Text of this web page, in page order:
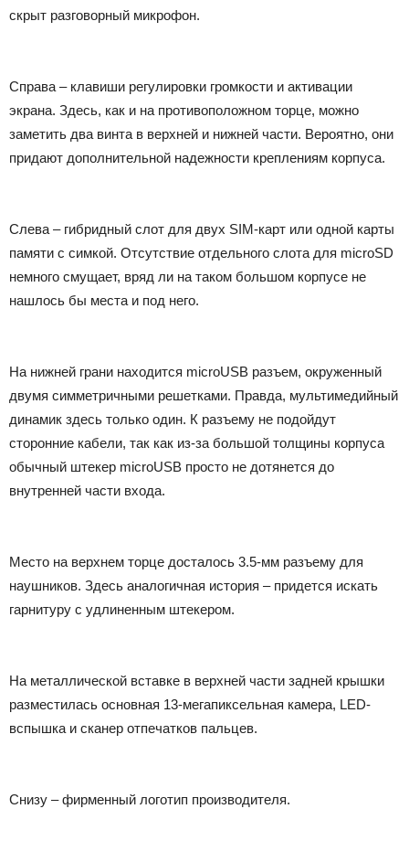
скрыт разговорный микрофон.
Справа – клавиши регулировки громкости и активации
экрана. Здесь, как и на противоположном торце, можно
заметить два винта в верхней и нижней части. Вероятно, они
придают дополнительной надежности креплениям корпуса.
Слева – гибридный слот для двух SIM-карт или одной карты
памяти с симкой. Отсутствие отдельного слота для microSD
немного смущает, вряд ли на таком большом корпусе не
нашлось бы места и под него.
На нижней грани находится microUSB разъем, окруженный
двумя симметричными решетками. Правда, мультимедийный
динамик здесь только один. К разъему не подойдут
сторонние кабели, так как из-за большой толщины корпуса
обычный штекер microUSB просто не дотянется до
внутренней части входа.
Место на верхнем торце досталось 3.5-мм разъему для
наушников. Здесь аналогичная история – придется искать
гарнитуру с удлиненным штекером.
На металлической вставке в верхней части задней крышки
разместилась основная 13-мегапиксельная камера, LED-
вспышка и сканер отпечатков пальцев.
Снизу – фирменный логотип производителя.